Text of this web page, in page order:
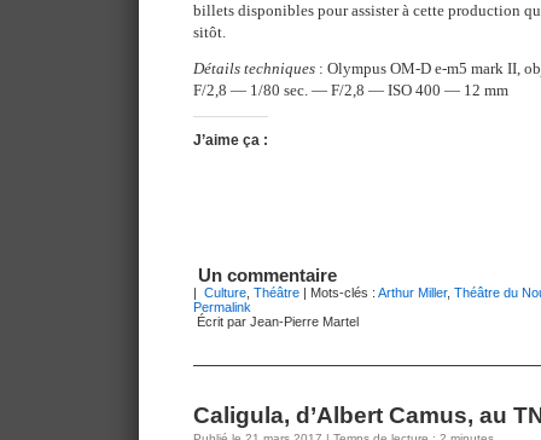
billets disponibles pour assister à cette production
sitôt.
Détails techniques : Olympus OM-D e-m5 mark II,
F/2,8 — 1/80 sec. — F/2,8 — ISO 400 — 12 mm
J’aime ça :
Un commentaire
| Culture Théâtre | Mots-clés : Arthur Miller, Théâtre du
Permalink
Écrit par Jean-Pierre Martel
Caligula, d’Albert Camus, au